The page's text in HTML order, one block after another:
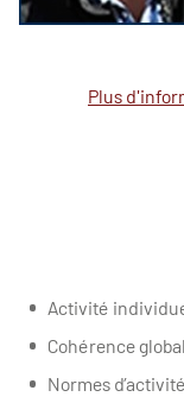
Plus
Activité
Cohérence
Normes